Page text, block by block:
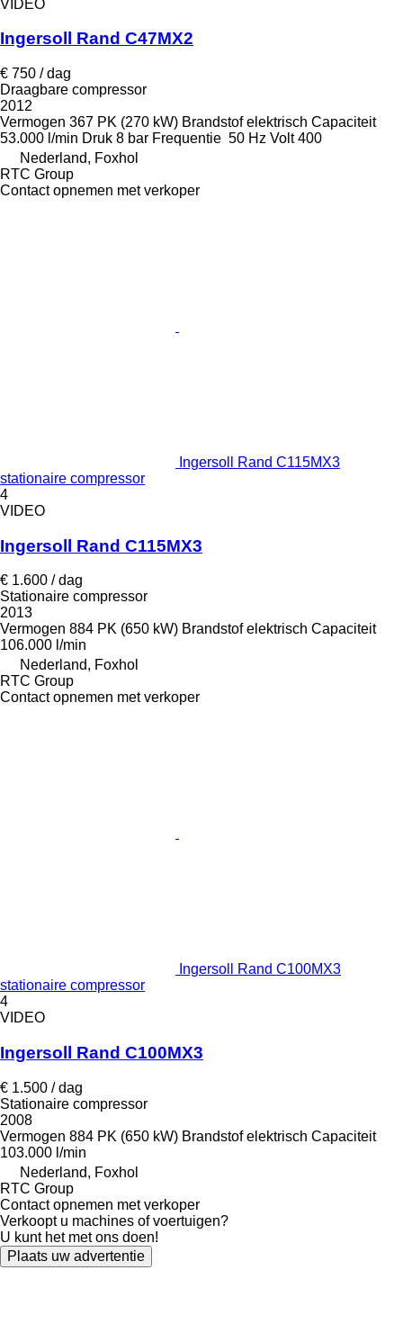
VIDEO
Ingersoll Rand C47MX2
€ 750 / dag
Draagbare compressor
2012
Vermogen 367 PK (270 kW) Brandstof elektrisch Capaciteit
53.000 l/min Druk 8 bar Frequentie 50 Hz Volt 400
Nederland, Foxhol
RTC Group
Contact opnemen met verkoper
Ingersoll Rand C115MX3
stationaire compressor
4
VIDEO
Ingersoll Rand C115MX3
€ 1.600 / dag
Stationaire compressor
2013
Vermogen 884 PK (650 kW) Brandstof elektrisch Capaciteit
106.000 l/min
Nederland, Foxhol
RTC Group
Contact opnemen met verkoper
Ingersoll Rand C100MX3
stationaire compressor
4
VIDEO
Ingersoll Rand C100MX3
€ 1.500 / dag
Stationaire compressor
2008
Vermogen 884 PK (650 kW) Brandstof elektrisch Capaciteit
103.000 l/min
Nederland, Foxhol
RTC Group
Contact opnemen met verkoper
Verkoopt u machines of voertuigen?
U kunt het met ons doen!
Plaats uw advertentie